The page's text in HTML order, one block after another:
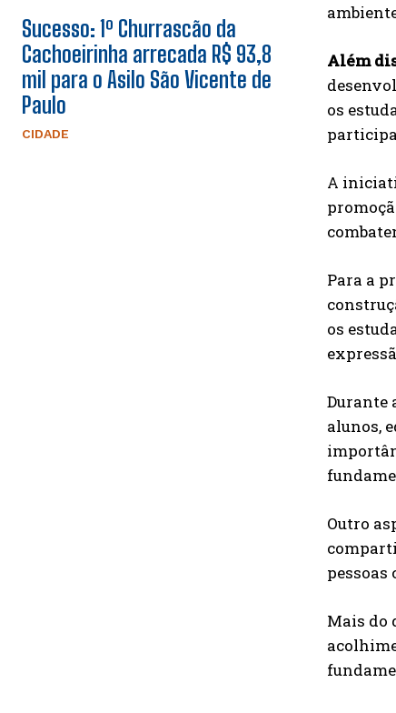
Sucesso: 1º Churrascão da
Cachoeirinha arrecada R$ 93,8
mil para o Asilo São Vicente de
Paulo
CIDADE
Além
os
A
Para a
os
Durante
alunos,
Outro
Mais do